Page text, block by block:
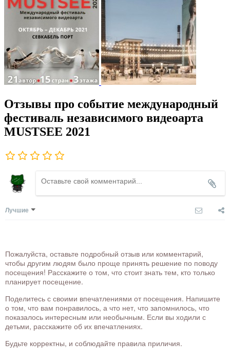
Отзывы про событие международный
фестиваль независимого видеоарта
MUSTSEE 2021
Лучшие
Пожалуйста, оставьте подробный отзыв или комментарий,
чтобы другим людям было проще принять решение по поводу
посещения! Расскажите о том, что стоит знать тем, кто только
планирует посещение.
Поделитесь с своими впечатлениями от посещения. Напишите
о том, что вам понравилось, а что нет, что запомнилось, что
показалось интересным или необычным. Если вы ходили с
детьми, расскажите об их впечатлениях.
Будьте корректны, и соблюдайте правила приличия.